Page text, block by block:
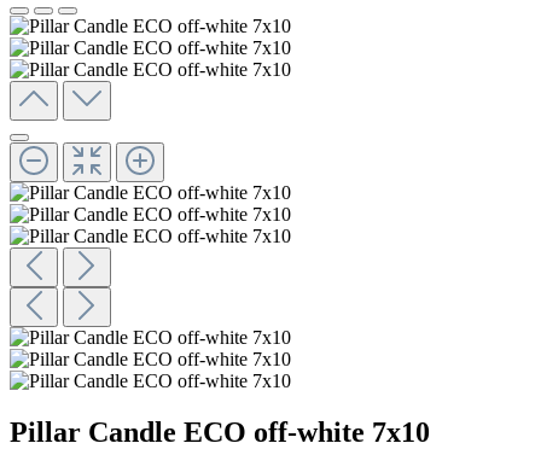
Pillar Candle ECO off-white 7x10